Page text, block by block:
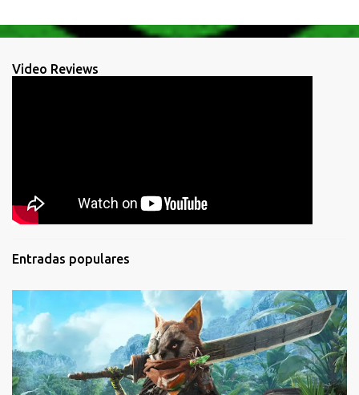
Video Reviews
Entradas populares